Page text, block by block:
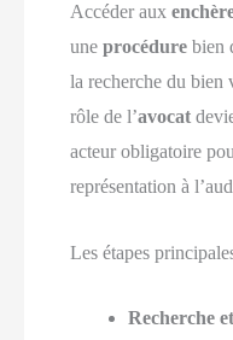
Accéder aux
uneprocédure bien
la recherche du bien
rôle de l’avocat
acteur obligatoire
représentation à
Les étapes
Recherche